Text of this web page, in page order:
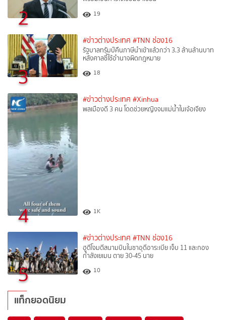
2 19
3
#ข่าวต่างประเทศ #TNN ช่อง16
รัฐบาลทรัมป์คืนภาษีนำเข้าแล้วกว่า 3.3 ล้านล้านบาท
หลังศาลชี้ใช้อำนาจผิดกฎหมาย
18
4
#ข่าวต่างประเทศ #Xinhua
พลเมืองดี 3 คน โดดช่วยหญิงจมแม่น้ำในเจ้อเจียง
1K
5
#ข่าวต่างประเทศ #TNN ช่อง16
ฮูตีโจมตีสนามบินในซาอุดีอาระเบีย เจ็บ 11 และกอง
กำลังเยเมน ตาย 30-45 นาย
10
แท็กยอดนิยม